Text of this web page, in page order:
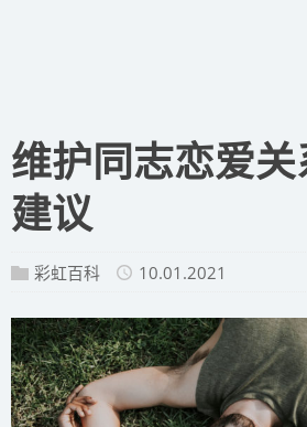
维护同志恋爱
建议
彩虹百科 10.01.2021